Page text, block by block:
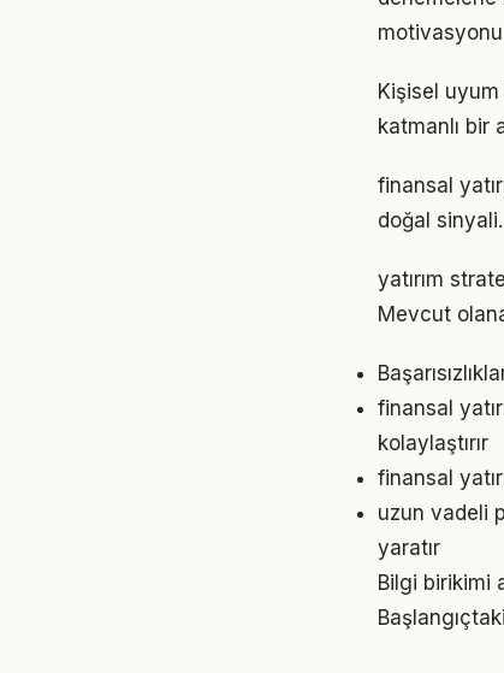
motivasyonu
Kişisel uyum
katmanlı bir
finansal
doğal
yatırım
Mevcut
finansal
kolaylaştırır
finansal
uzun vadeli
yaratır
Bilgi birikimi